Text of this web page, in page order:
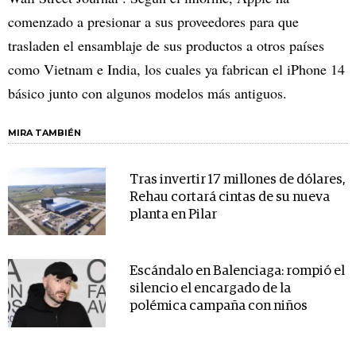
comenzado a presionar a sus proveedores para que
trasladen el ensamblaje de sus productos a otros países
como Vietnam e India, los cuales ya fabrican el iPhone 14
básico junto con algunos modelos más antiguos.
MIRA TAMBIÉN
Tras invertir 17 millones de dólares,
Rehau cortará cintas de su nueva
planta en Pilar
Escándalo en Balenciaga: rompió el
silencio el encargado de la
polémica campaña con niños